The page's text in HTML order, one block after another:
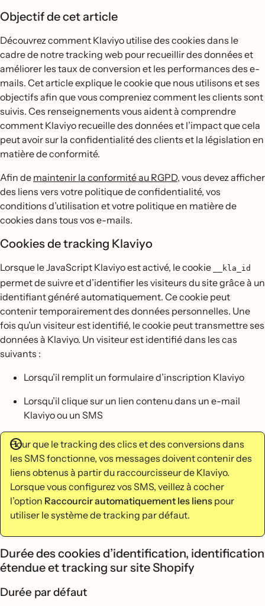
Objectif de cet article
Découvrez comment Klaviyo utilise des cookies dans le
cadre de notre tracking web pour recueillir des données et
améliorer les taux de conversion et les performances des e-
mails. Cet article explique le cookie que nous utilisons et ses
objectifs afin que vous compreniez comment les clients sont
suivis. Ces renseignements vous aident à comprendre
comment Klaviyo recueille des données et l’impact que cela
peut avoir sur la confidentialité des clients et la législation en
matière de conformité.
Afin de maintenir la conformité au RGPD, vous devez afficher
des liens vers votre politique de confidentialité, vos
conditions d’utilisation et votre politique en matière de
cookies dans tous vos e-mails.
Cookies de tracking Klaviyo
Lorsque le JavaScript Klaviyo est activé, le cookie __kla_id
permet de suivre et d’identifier les visiteurs du site grâce à un
identifiant généré automatiquement. Ce cookie peut
contenir temporairement des données personnelles. Une
fois qu’un visiteur est identifié, le cookie peut transmettre ses
données à Klaviyo. Un visiteur est identifié dans les cas
suivants :
Lorsqu’il remplit un formulaire d’inscription Klaviyo
Lorsqu’il clique sur un lien contenu dans un e-mail
Klaviyo ou un SMS
Pour que le tracking des clics et des conversions dans
les SMS fonctionne, vos messages doivent contenir des
liens obtenus à partir du raccourcisseur de Klaviyo.
Lorsque vous configurez vos SMS, veillez à cocher
l’option Raccourcir automatiquement les liens pour
utiliser le système de tracking par défaut.
Durée des cookies d’identification, identification
étendue et tracking sur site Shopify
Durée par défaut